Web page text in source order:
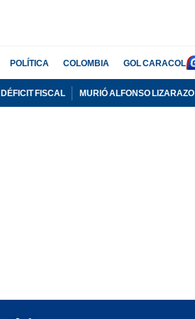
POLÍTICA COLOMBIA GOL CARACOL
DÉFICIT FISCAL MURIÓ ALFONSO LIZARAZO